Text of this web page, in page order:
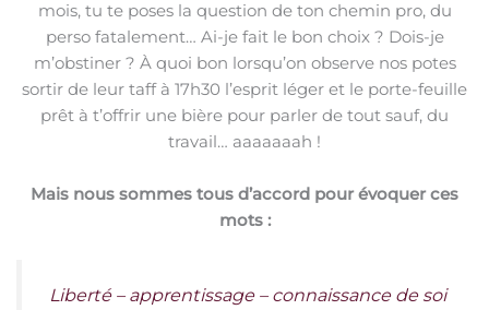
mois, tu te poses la question de ton chemin pro, du
perso fatalement… Ai-je fait le bon choix ? Dois-je
m’obstiner ? À quoi bon lorsqu’on observe nos potes
sortir de leur taff à 17h30 l’esprit léger et le porte-feuille
prêt à t’offrir une bière pour parler de tout sauf, du
travail… aaaaaaah !
Mais nous sommes tous d’accord pour évoquer ces
mots :
Liberté – apprentissage – connaissance de soi